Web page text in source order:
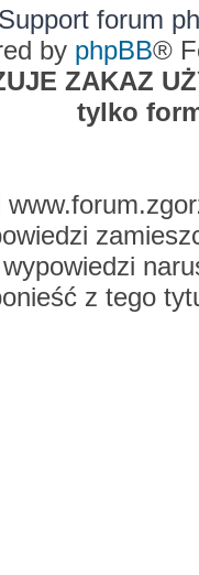
Support forum
by phpBB®
ZAKAZ
tylko
z tego